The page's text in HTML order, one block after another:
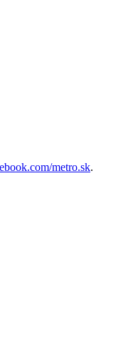
metro.sk.